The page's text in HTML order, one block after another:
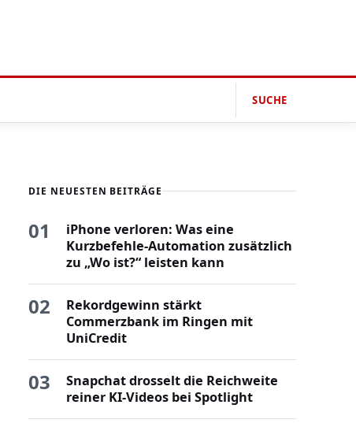
SUCHE
DIE NEUESTEN BEITRÄGE
01
iPhone verloren: Was eine
Kurzbefehle-Automation zusätzlich
zu „Wo ist?“ leisten kann
02
Rekordgewinn stärkt
Commerzbank im Ringen mit
UniCredit
03
Snapchat drosselt die Reichweite
reiner KI-Videos bei Spotlight